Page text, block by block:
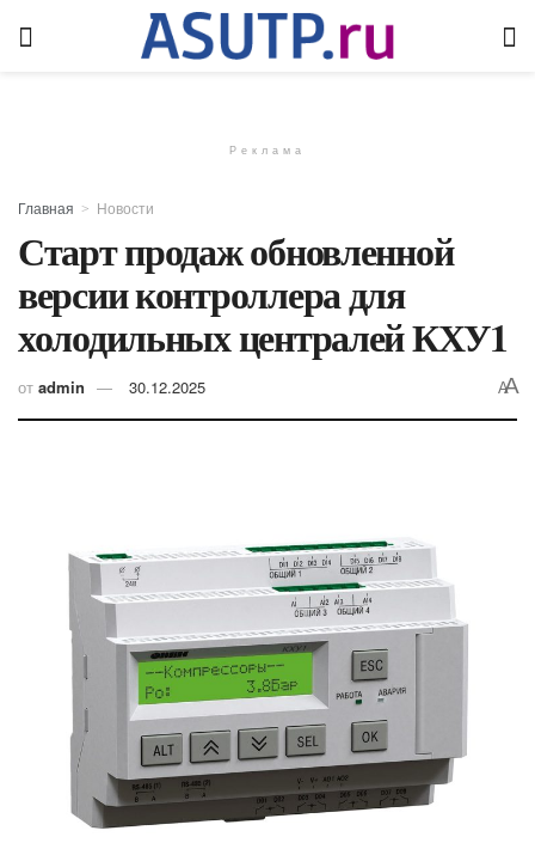
Реклама
Главная Новости
Старт продаж обновленной
версии контроллера для
холодильных централей КХУ1
от admin 30.12.2025 AA